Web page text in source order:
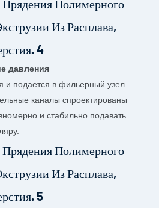
давления
и подается в фильерный узел.
каналы спроектированы
и стабильно подавать